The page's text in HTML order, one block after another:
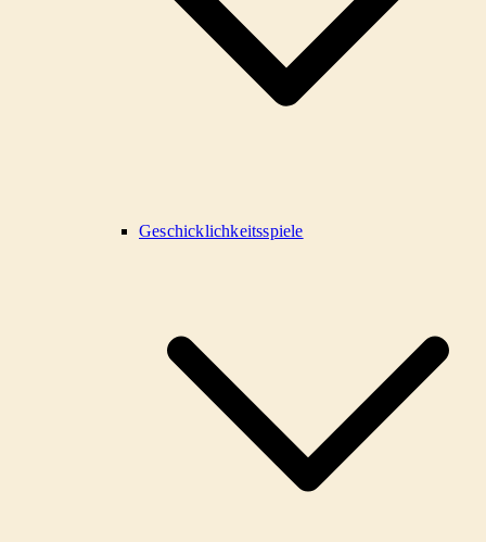
Geschicklichkeitsspiele